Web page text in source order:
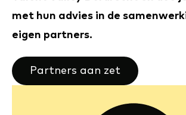
met hun advies in de
eigen partners.
Partners aan zet